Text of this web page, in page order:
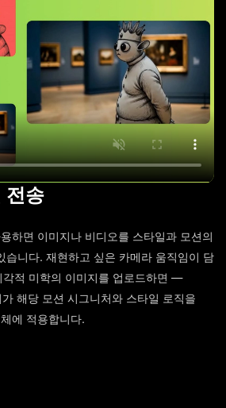
전송
하면 이미지나 비디오를 스타일과 모션의
습니다. 재현하고 싶은 카메라 움직임이 담
각적 미학의 이미지를 업로드하면 —
해당 모션 시그니처와 스타일 로직을
에 적용합니다.